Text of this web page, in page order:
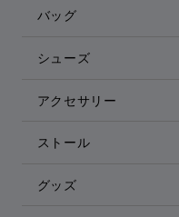
バッグ
シューズ
アクセサリー
ストール
グッズ